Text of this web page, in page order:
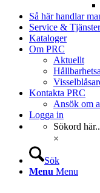
Så här handlar
Service & Tjänster
Kataloger
Om PRC
Aktuellt
Kontakta PRC
Ansök om
Logga in
Sökord
×
Sök
Menu Menu